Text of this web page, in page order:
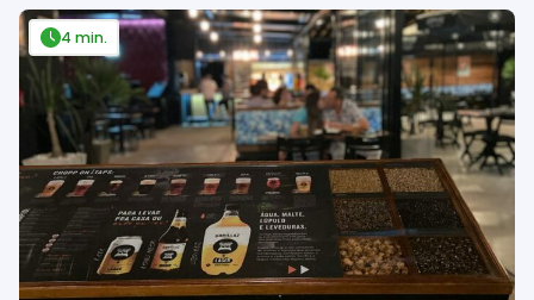
4 min.